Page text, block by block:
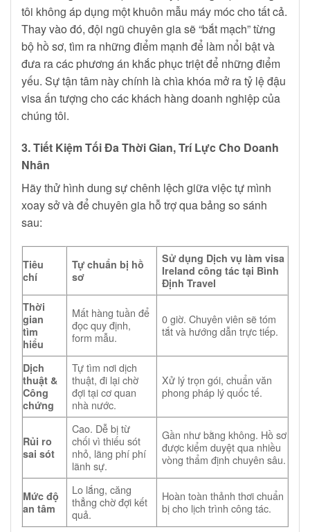
tôi không áp dụng một khuôn mẫu máy móc cho tất cả.
Thay vào đó, đội ngũ chuyên gia sẽ “bắt mạch” từng
bộ hồ sơ, tìm ra những điểm mạnh để làm nổi bật và
đưa ra các phương án khắc phục triệt để những điểm
yếu. Sự tận tâm này chính là chìa khóa mở ra tỷ lệ đậu
visa ấn tượng cho các khách hàng doanh nghiệp của
chúng tôi.
3. Tiết Kiệm Tối Đa Thời Gian, Trí Lực Cho Doanh
Nhân
Hãy thử hình dung sự chênh lệch giữa việc tự mình
xoay sở và để chuyên gia hỗ trợ qua bảng so sánh
sau:
Tiêu
chí
Tự chuẩn bị hồ
sơ
Sử dụng Dịch vụ làm visa
Ireland công tác tại Bình
Định Travel
Thời
gian
tìm
hiểu
Mất hàng tuần để
đọc quy định,
form mẫu.
0 giờ. Chuyên viên sẽ tóm
tắt và hướng dẫn trực tiếp.
Dịch
thuật &
Công
chứng
Tự tìm nơi dịch
thuật, đi lại chờ
đợi tại cơ quan
nhà nước.
Xử lý trọn gói, chuẩn văn
phong pháp lý quốc tế.
Rủi ro
sai sót
Cao. Dễ bị từ
chối vì thiếu sót
nhỏ, lãng phí phí
lãnh sự.
Gần như bằng không. Hồ sơ
được kiểm duyệt qua nhiều
vòng thẩm định chuyên sâu.
Mức độ
an tâm
Lo lắng, căng
thẳng chờ đợi kết
quả.
Hoàn toàn thảnh thơi chuẩn
bị cho lịch trình công tác.